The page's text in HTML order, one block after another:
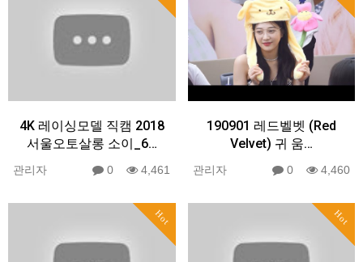
4K 레이싱모델 직캠 2018
서울오토살롱 소이_6…
관리자 0 4,461
190901 레드벨벳 (Red
Velvet) 귀 움…
관리자 0 4,460
Hot Hot